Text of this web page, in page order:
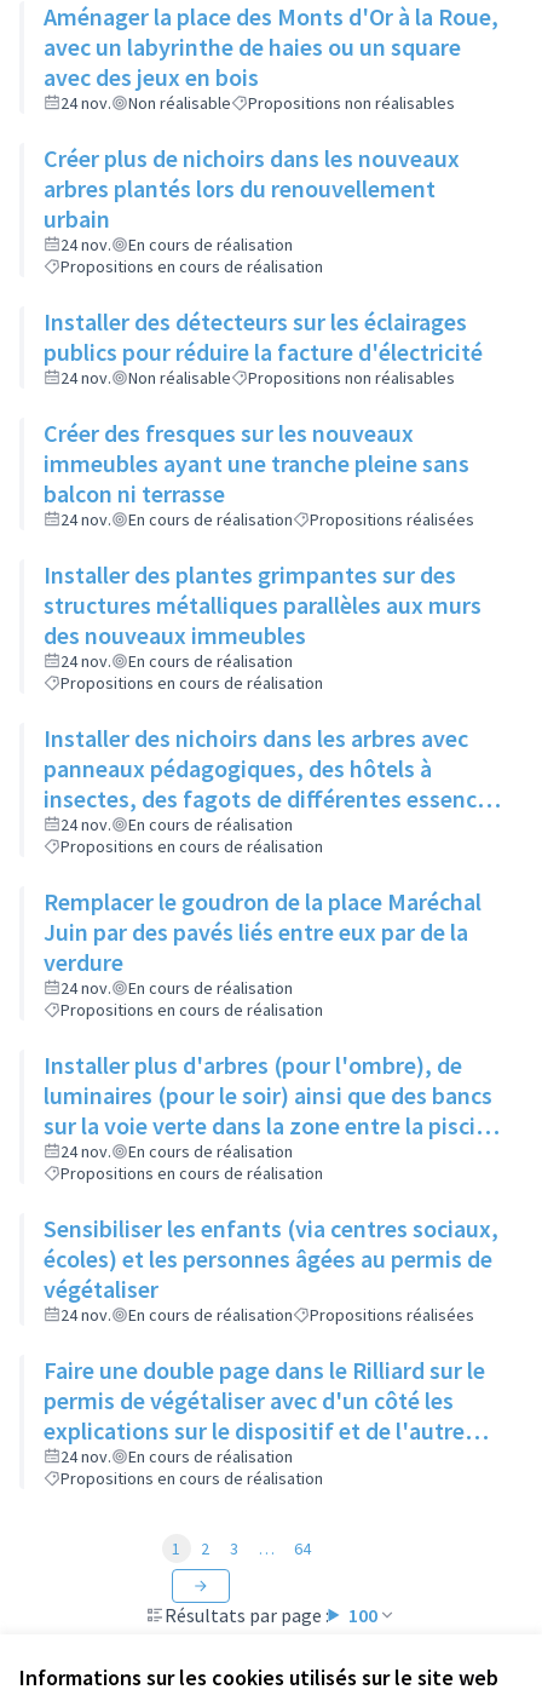
Informations sur les cookies utilisés sur le site web
Aménager la place des Monts d'Or à la Roue,
avec un labyrinthe de haies ou un square
avec des jeux en bois
24 nov. Non réalisable Propositions non réalisables
Créer plus de nichoirs dans les nouveaux
arbres plantés lors du renouvellement
urbain
24 nov.
En cours de réalisation
Propositions en cours de réalisation
Installer des détecteurs sur les éclairages
publics pour réduire la facture d'électricité
24 nov. Non réalisable Propositions non réalisables
Créer des fresques sur les nouveaux
immeubles ayant une tranche pleine sans
balcon ni terrasse
24 nov. En cours de réalisation Propositions réalisées
Installer des plantes grimpantes sur des
structures métalliques parallèles aux murs
des nouveaux immeubles
24 nov.
En cours de réalisation
Propositions en cours de réalisation
Installer des nichoirs dans les arbres avec
panneaux pédagogiques, des hôtels à
insectes, des fagots de différentes essences
pour stimuler la biodiversité sur la place du
Château à la Roue
24 nov.
En cours de réalisation
Propositions en cours de réalisation
Remplacer le goudron de la place Maréchal
Juin par des pavés liés entre eux par de la
verdure
24 nov.
En cours de réalisation
Propositions en cours de réalisation
Installer plus d'arbres (pour l'ombre), de
luminaires (pour le soir) ainsi que des bancs
sur la voie verte dans la zone entre la piscine
et la rue de l'Industrie
24 nov.
En cours de réalisation
Propositions en cours de réalisation
Sensibiliser les enfants (via centres sociaux,
écoles) et les personnes âgées au permis de
végétaliser
24 nov. En cours de réalisation Propositions réalisées
Faire une double page dans le Rilliard sur le
permis de végétaliser avec d'un côté les
explications sur le dispositif et de l'autre
côté des exemples concrets de lieux à
investir
24 nov.
En cours de réalisation
Propositions en cours de réalisation
Résultats par page : 100
1 2 3 … 64